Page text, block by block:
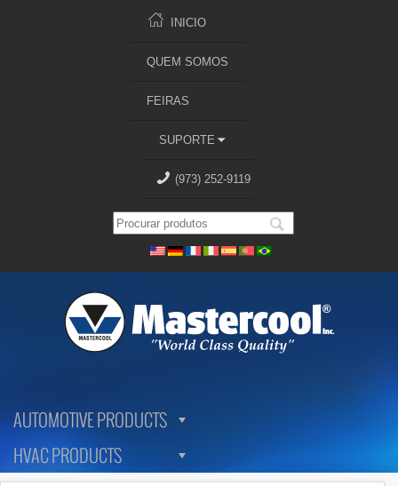
INICIO
QUEM SOMOS
FEIRAS
SUPORTE
(973) 252-9119
AUTOMOTIVE PRODUCTS
HVAC PRODUCTS